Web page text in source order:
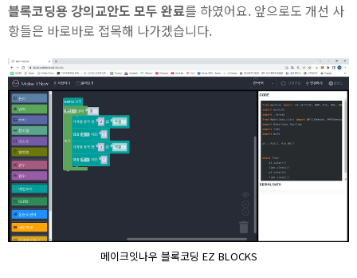
블록코딩용 강의교안도 모두 완료를 하였어요. 앞으로도 개선 사
항들은 바로바로 접목해 나가겠습니다.
메이크잇나우 블록코딩 EZ BLOCKS